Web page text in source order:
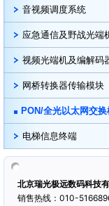
音视频调度系统
应急通信及野战光端
视频光端机及编解码
网桥转换器传输模块
PON/全光以太网交
电梯信息终端
北京瑞光极远数码科技
销售热线：010-